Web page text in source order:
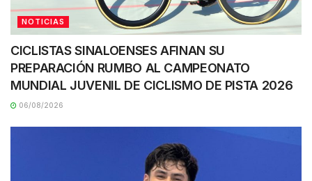
NOTICIAS
CICLISTAS SINALOENSES AFINAN SU
PREPARACIÓN RUMBO AL CAMPEONATO
MUNDIAL JUVENIL DE CICLISMO DE PISTA 2026
06/08/2026